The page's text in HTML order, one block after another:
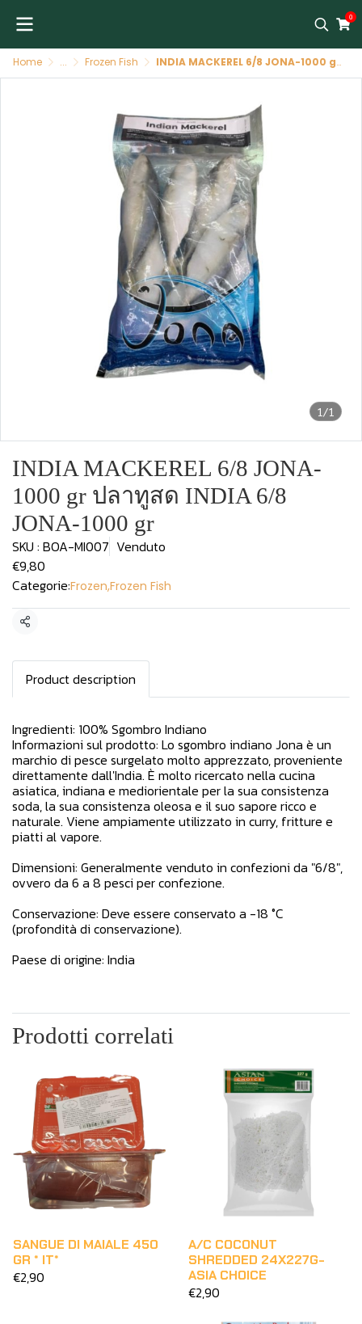
0
Home ... Frozen Fish INDIA MACKEREL 6/8 JONA-1000 gr ปลาทูสด INDIA 6/8 JONA-1000 gr
1/1
INDIA MACKEREL 6/8 JONA-
1000 gr ปลาทูสด INDIA 6/8
JONA-1000 gr
SKU : BOA-MI007 Venduto
€9,80
Categorie:Frozen,Frozen Fish
Condividi
Product description
Ingredienti: 100% Sgombro Indiano
Informazioni sul prodotto: Lo sgombro indiano Jona è un
marchio di pesce surgelato molto apprezzato, proveniente
direttamente dall'India. È molto ricercato nella cucina
asiatica, indiana e mediorientale per la sua consistenza
soda, la sua consistenza oleosa e il suo sapore ricco e
naturale. Viene ampiamente utilizzato in curry, fritture e
piatti al vapore.
Dimensioni: Generalmente venduto in confezioni da "6/8",
ovvero da 6 a 8 pesci per confezione.
Conservazione: Deve essere conservato a -18 °C
(profondità di conservazione).
Paese di origine: India
Prodotti correlati
SANGUE DI MAIALE 450
GR * IT*
€2,90
A/C COCONUT
SHREDDED 24X227G-
ASIA CHOICE
€2,90